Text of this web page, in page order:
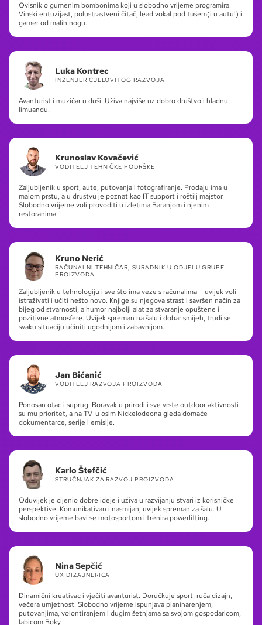
Ovisnik o gumenim bombonima koji u slobodno vrijeme programira.
Vinski entuzijast, polustrastveni čitač, lead vokal pod tušem(i u autu!) i
gamer od malih nogu.
Luka Kontrec
INŽENJER CJELOVITOG RAZVOJA
Avanturist i muzičar u duši. Uživa najviše uz dobro društvo i hladnu
limuandu.
Krunoslav Kovačević
VODITELJ TEHNIČKE PODRŠKE
Zaljubljenik u sport, aute, putovanja i fotografiranje. Prodaju ima u
malom prstu, a u društvu je poznat kao IT support i roštilj majstor.
Slobodno vrijeme voli provoditi u izletima Baranjom i njenim
restoranima.
Kruno Nerić
RAČUNALNI TEHNIČAR, SURADNIK U ODJELU GRUPE
PROIZVODA
Zaljubljenik u tehnologiju i sve što ima veze s računalima – uvijek voli
istraživati i učiti nešto novo. Knjige su njegova strast i savršen način za
bijeg od stvarnosti, a humor najbolji alat za stvaranje opuštene i
pozitivne atmosfere. Uvijek spreman na šalu i dobar smijeh, trudi se
svaku situaciju učiniti ugodnijom i zabavnijom.
Jan Bićanić
VODITELJ RAZVOJA PROIZVODA
Ponosan otac i suprug. Boravak u prirodi i sve vrste outdoor aktivnosti
su mu prioritet, a na TV-u osim Nickelodeona gleda domaće
dokumentarce, serije i emisije.
Karlo Štefčić
STRUČNJAK ZA RAZVOJ PROIZVODA
Oduvijek je cijenio dobre ideje i uživa u razvijanju stvari iz korisničke
perspektive. Komunikativan i nasmijan, uvijek spreman za šalu. U
slobodno vrijeme bavi se motosportom i trenira powerlifting.
Nina Sepčić
UX DIZAJNERICA
Dinamični kreativac i vječiti avanturist. Doručkuje sport, ruča dizajn,
večera umjetnost. Slobodno vrijeme ispunjava planinarenjem,
putovanjima, volontiranjem i dugim šetnjama sa svojom gospodaricom,
labicom Boky.